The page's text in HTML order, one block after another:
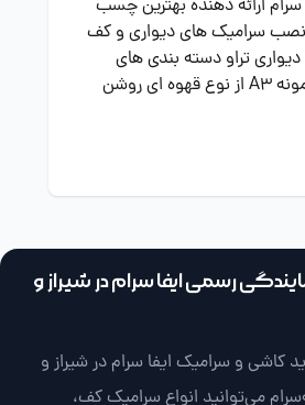
ارائه دهنده بهترین چسب
نصب سرامیک های دیواری و کف
تراو دسته بندی های
متفاوتی دارد که نمونه A3 از نوع قهوه ای روشن
رسمی ایفا سرام در شیراز و
و سرامیک ایفا سرام در شیراز و
می‌توانید انواع سرامیک کف،